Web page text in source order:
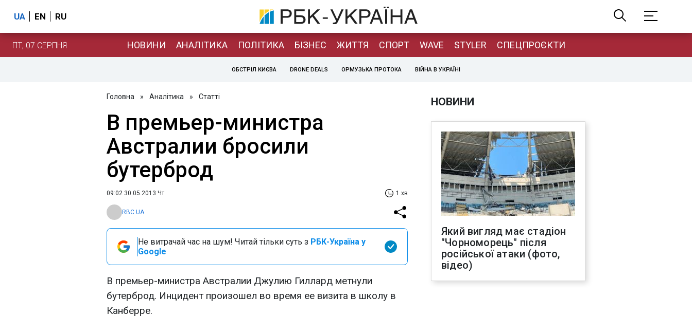
UA EN RU
ПТ, 07 СЕРПНЯ НОВИНИ АНАЛІТИКА ПОЛІТИКА БІЗНЕС ЖИТТЯ СПОРТ WAVE STYLER СПЕЦПРОЄКТИ
ОБСТРІЛ КИЄВА DRONE DEALS ОРМУЗЬКА ПРОТОКА ВІЙНА В УКРАЇНІ
Головна » Аналітика » Статті
В премьер-министра
Австралии бросили
бутерброд
09:02 30.05.2013 Чт 1 хв
RBC.UA
Не витрачай час на шум! Читай тільки суть з РБК-Україна у
Google
В премьер-министра Австралии Джулию Гиллард метнули
бутерброд. Инцидент произошел во время ее визита в школу в
Канберре.
НОВИНИ
Який вигляд має стадіон
"Чорноморець" після
російської атаки (фото,
відео)